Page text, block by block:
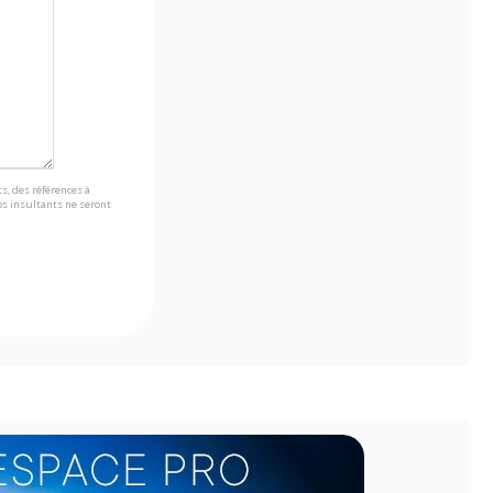
des références à
insultants ne seront